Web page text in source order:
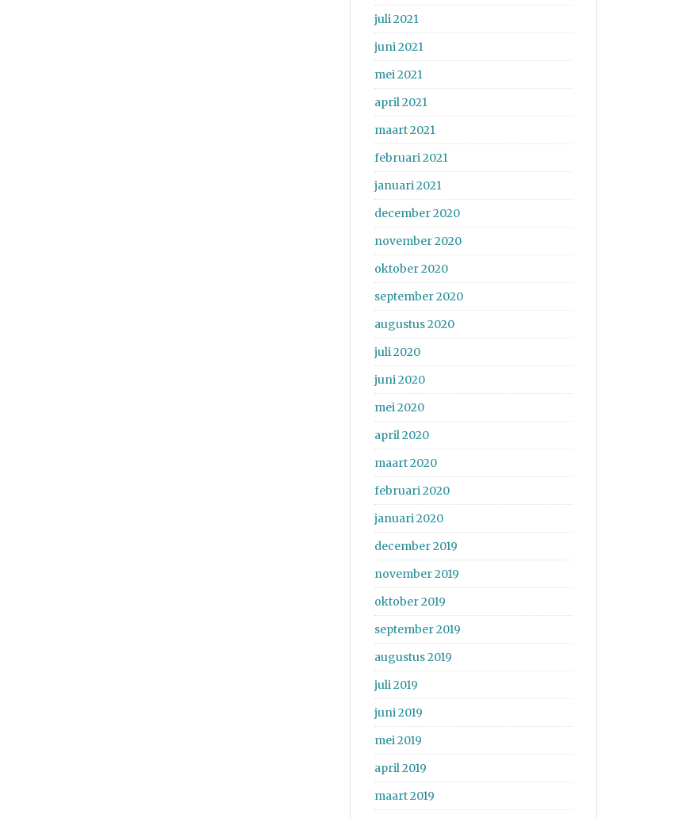
juli 2021
juni 2021
mei 2021
april 2021
maart 2021
februari 2021
januari 2021
december 2020
november 2020
oktober 2020
september 2020
augustus 2020
juli 2020
juni 2020
mei 2020
april 2020
maart 2020
februari 2020
januari 2020
december 2019
november 2019
oktober 2019
september 2019
augustus 2019
juli 2019
juni 2019
mei 2019
april 2019
maart 2019